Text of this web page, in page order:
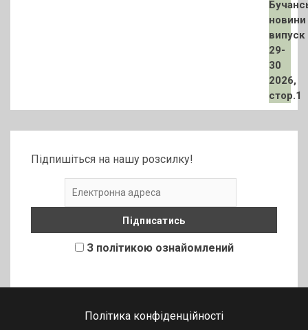
Підпишіться на нашу розсилку!
З політикою ознайомлений
Політика конфіденційності